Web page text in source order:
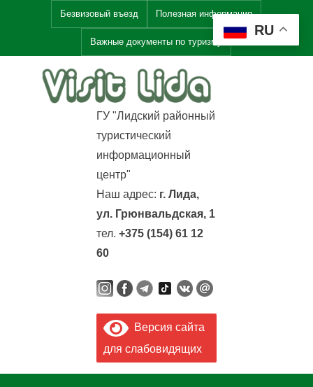
Безвизовый въезд Полезная информация
Важные документы по туризму
ГУ "Лидский районный
туристический
информационный
центр"
Наш адрес: г. Лида,
ул. Грюнвальдская, 1
тел.+375 (154) 61 12
60
Версия сайта
для слабовидящих
RU